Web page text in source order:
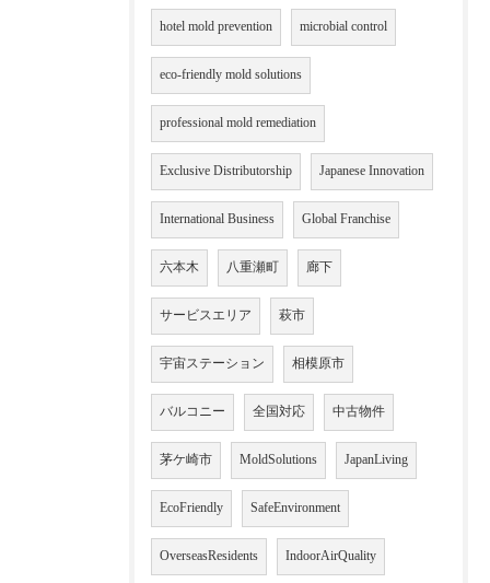
hotel mold prevention microbial control
eco-friendly mold solutions
professional mold remediation
Exclusive Distributorship Japanese Innovation
International Business Global Franchise
六本木 八重瀬町 廊下
サービスエリア 萩市
宇宙ステーション 相模原市
バルコニー 全国対応 中古物件
茅ケ崎市 MoldSolutions JapanLiving
EcoFriendly SafeEnvironment
OverseasResidents IndoorAirQuality